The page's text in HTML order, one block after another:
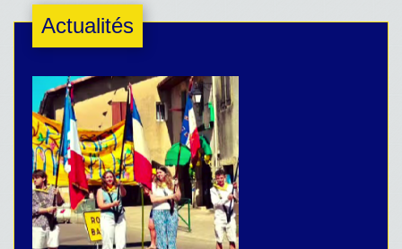
Actualités